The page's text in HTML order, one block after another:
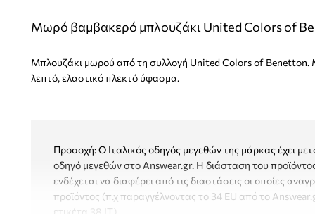
Μωρό βαμβακερό μπλουζάκι United Colors of
Μπλουζάκι μωρού από τη συλλογή United Colors of
λεπτό, ελαστικό πλεκτό ύφασμα.
Προσοχή: Ο Ιταλικός οδηγός μεγεθών της μάρκας έχει
οδηγό μεγεθών στο Answear.gr. H διάσταση του
ενδέχεται να διαφέρει από τις διαστάσεις οι οποίες
προϊόντος (π.χ παραγγέλνοντας το 34 EU από το
ετικέτα 38 ΙΤ).